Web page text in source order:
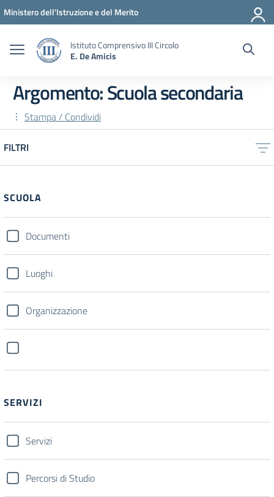
Vai ai contenuti
Vai al menu di navigazione
Vai al footer
Ministero dell'Istruzione e del Merito
Istituto Comprensivo III Circolo
E. De Amicis
Argomento: Scuola secondaria
Stampa / Condividi
FILTRI
SCUOLA
Documenti
Luoghi
Organizzazione
SERVIZI
Servizi
Percorsi di Studio